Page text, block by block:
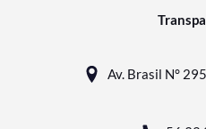
Av. Brasil N°